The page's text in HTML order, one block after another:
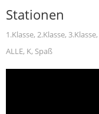
Stationen
1.Klasse, 2.Klasse, 3.Klasse,
ALLE, K, Spaß